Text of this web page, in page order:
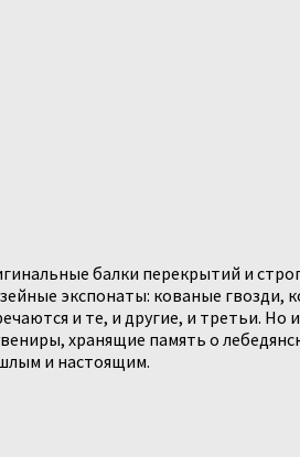
балки перекрытий и
экспонаты: кованые гвозди,
и те, и другие, и третьи.
хранящие память о
и настоящим.